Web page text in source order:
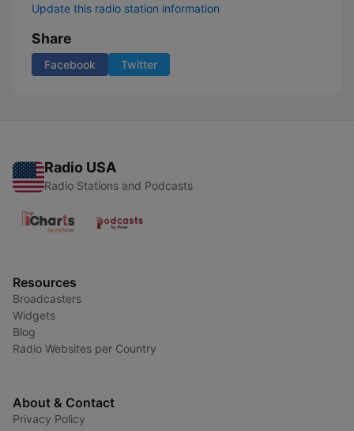
Update this radio station information
Share
Facebook Twitter
Radio USA
Radio Stations and Podcasts
Resources
Broadcasters
Widgets
Blog
Radio Websites per Country
About & Contact
Privacy Policy